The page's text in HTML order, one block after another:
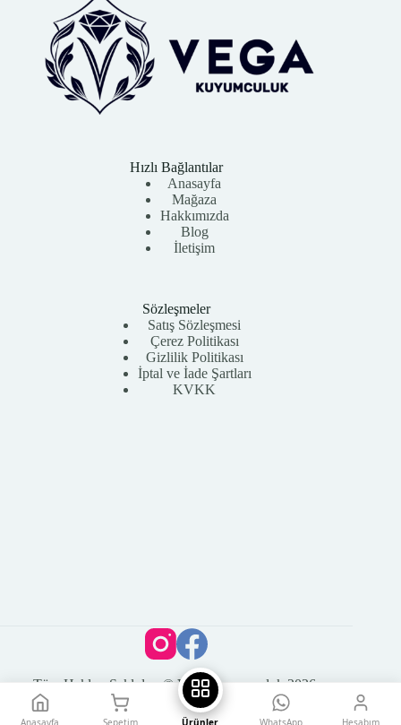
Hızlı Bağlantılar
Anasayfa
Mağaza
Hakkımızda
Blog
İletişim
Sözleşmeler
Satış Sözleşmesi
Çerez Politikası
Gizlilik Politikası
İptal ve İade Şartları
KVKK
Tüm Hakları Saklıdır. © Vega Kuyumculuk 2026
Anasayfa Sepetim Ürünler WhatsApp Hesabım